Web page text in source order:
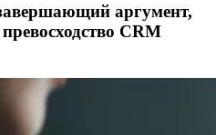
аргумент,
CRM